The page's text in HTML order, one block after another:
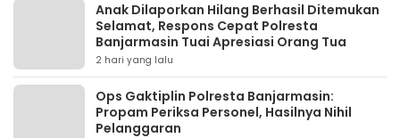
Anak Dilaporkan Hilang Berhasil Ditemukan
Selamat, Respons Cepat Polresta
Banjarmasin Tuai Apresiasi Orang Tua
2 hari yang lalu
Ops Gaktiplin Polresta Banjarmasin:
Propam Periksa Personel, Hasilnya Nihil
Pelanggaran